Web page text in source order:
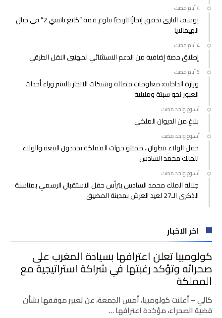
يوسف التازي يحقق إنجازًا تاريخيًا ببلوغ قمة “كانغ ياتسي 2” في جبال
الهيمالايا
إطلاق حصة إضافية من الدعم الاستثنائي لمهنيي النقل الطرقي
وزارة الداخلية: معلومات مضللة وشبكات الاتجار بالبشر وراء أحداث
العبور نحو سبتة ومليلية
‫‫‫‏‫أسبوع واحد مضت‬
بلاغ من الديوان الملكي
‫‫‫‏‫أسبوع واحد مضت‬
حفل الولاء بتطوان.. ممثلو جهات المملكة يجددون البيعة والولاء
للملك محمد السادس
‫‫‫‏‫أسبوع واحد مضت‬
جلالة الملك محمد السادس يترأس حفل الاستقبال الرسمي بمناسبة
الذكرى الـ27 لعيد العرش بمدينة المضيق
اخر الاخبار
كولومبيا تعلن اعترافها بسيادة المغرب على
صحرائه وتؤكد رغبتها في شراكة استراتيجية مع
المملكة
كالي – أعلنت كولومبيا، أمس الجمعة، عن تغيير موقفها بشأن
قضية الصحراء، مؤكدة اعترافها …